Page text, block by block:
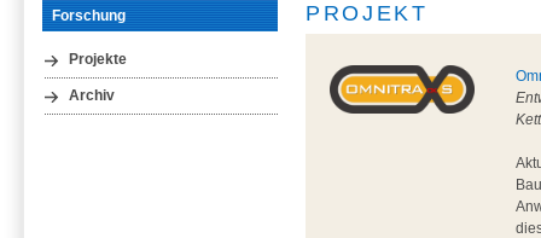
Forschung
Projekte
Archiv
PROJEKT